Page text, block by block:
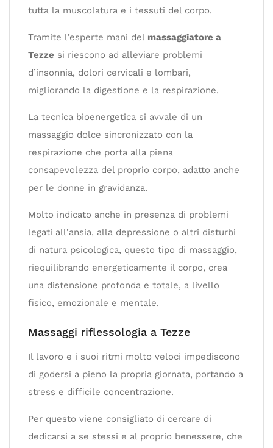
tutta la muscolatura e i tessuti del corpo.
Tramite l’esperte mani del massaggiatore a
Tezze si riescono ad alleviare problemi
d’insonnia, dolori cervicali e lombari,
migliorando la digestione e la respirazione.
La tecnica bioenergetica si avvale di un
massaggio dolce sincronizzato con la
respirazione che porta alla piena
consapevolezza del proprio corpo, adatto anche
per le donne in gravidanza.
Molto indicato anche in presenza di problemi
legati all’ansia, alla depressione o altri disturbi
di natura psicologica, questo tipo di massaggio,
riequilibrando energeticamente il corpo, crea
una distensione profonda e totale, a livello
fisico, emozionale e mentale.
Massaggi riflessologia a Tezze
Il lavoro e i suoi ritmi molto veloci impediscono
di godersi a pieno la propria giornata, portando a
stress e difficile concentrazione.
Per questo viene consigliato di cercare di
dedicarsi a se stessi e al proprio benessere, che